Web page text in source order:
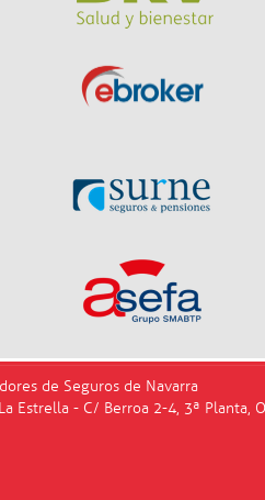
de Seguros de Navarra
Estrella - C/ Berroa 2-4, 3ª Planta,